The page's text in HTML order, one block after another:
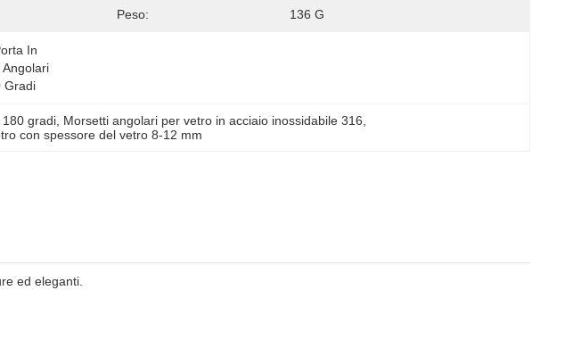
Peso: 136 G
In
Gradi
gradi Morsetti angolari per vetro in acciaio inossidabile 316
con spessore del vetro 8-12 mm
ed eleganti.